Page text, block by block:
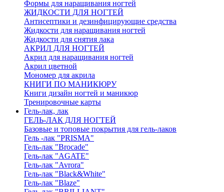
Формы для наращивания ногтей
ЖИДКОСТИ ДЛЯ НОГТЕЙ
Антисептики и дезинфицирующие средства
Жидкости для наращивания ногтей
Жидкости для снятия лака
АКРИЛ ДЛЯ НОГТЕЙ
Акрил для наращивания ногтей
Акрил цветной
Мономер для акрила
КНИГИ ПО МАНИКЮРУ
Книги дизайн ногтей и маникюр
Тренировочные карты
Гель-лак, лак
ГЕЛЬ-ЛАК ДЛЯ НОГТЕЙ
Базовые и топовые покрытия для гель-лаков
Гель -лак "PRISMA"
Гель-лак "Brocade"
Гель-лак "AGATE"
Гель-лак "Avrora"
Гель-лак "Black&White"
Гель-лак "Blaze"